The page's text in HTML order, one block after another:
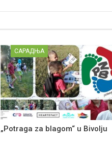
САРАДЊА
„Potraga za blagom“ u Bivolju